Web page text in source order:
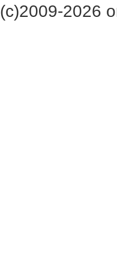
(c)2009-2026